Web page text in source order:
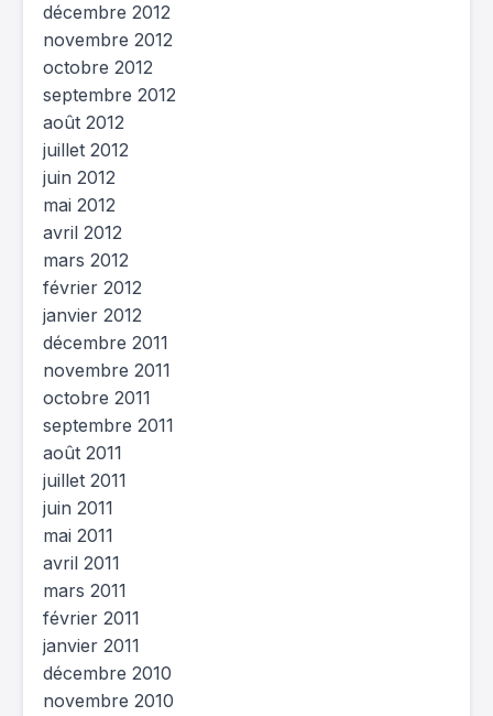
décembre 2012
novembre 2012
octobre 2012
septembre 2012
août 2012
juillet 2012
juin 2012
mai 2012
avril 2012
mars 2012
février 2012
janvier 2012
décembre 2011
novembre 2011
octobre 2011
septembre 2011
août 2011
juillet 2011
juin 2011
mai 2011
avril 2011
mars 2011
février 2011
janvier 2011
décembre 2010
novembre 2010